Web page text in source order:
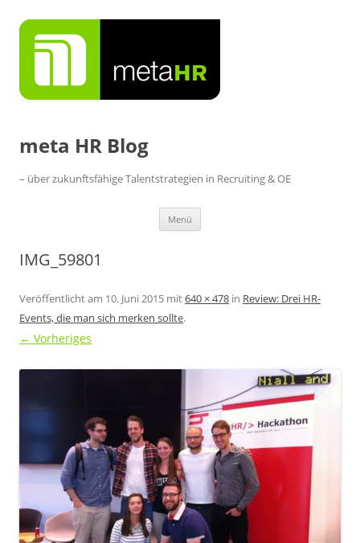
Inhalt
springen
meta HR Blog
– über zukunftsfähige Talentstrategien in Recruiting & OE
Menü
IMG_59801
Veröffentlicht am 10. Juni 2015 mit640 × 478 in Review: Drei HR-
Events, die man sich merken sollte.
← Vorheriges